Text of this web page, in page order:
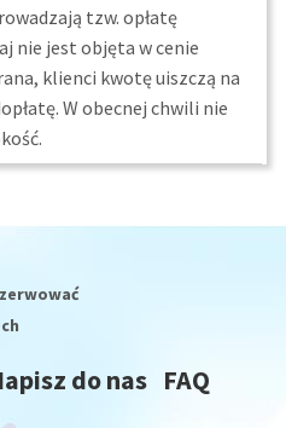
tzw. opłatę
nie jest objęta w cenie
klienci kwotę uiszczą na
W obecnej chwili nie
do nas FAQ